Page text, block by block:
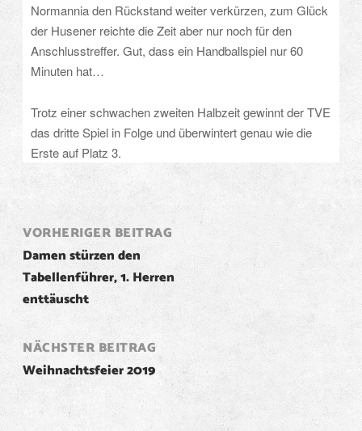
Normannia den Rückstand weiter verkürzen, zum Glück
der Husener reichte die Zeit aber nur noch für den
Anschlusstreffer. Gut, dass ein Handballspiel nur 60
Minuten hat…
Trotz einer schwachen zweiten Halbzeit gewinnt der TVE
das dritte Spiel in Folge und überwintert genau wie die
Erste auf Platz 3.
Post
navigation
VORHERIGER BEITRAG
Damen stürzen den
Tabellenführer, 1. Herren
enttäuscht
NÄCHSTER BEITRAG
Weihnachtsfeier 2019